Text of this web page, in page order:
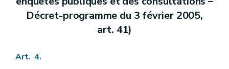
Art. 101
Section 6 De la modification du permis d'urbanisation – Décret du 30 avril 2009, art. 61)
Décret-programme du 3 février 2005,
art. 41)
Art. 4.